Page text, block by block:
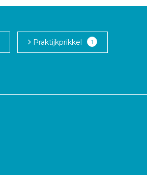
Praktijkprikkel 1